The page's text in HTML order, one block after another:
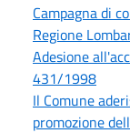
Campagna di
Regione
Adesione
431/1998
Il Comune
promozione